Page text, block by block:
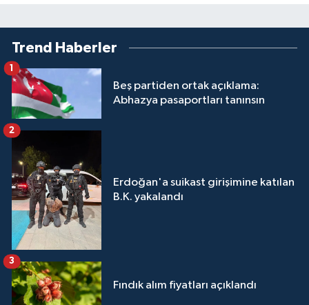
Trend Haberler
Beş partiden ortak açıklama:
Abhazya pasaportları tanınsın
1
Erdoğan'a suikast girişimine katılan
B.K. yakalandı
2
Fındık alım fiyatları açıklandı
3